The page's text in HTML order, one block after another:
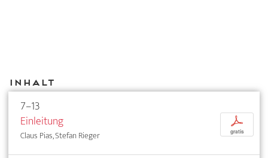
Inhalt
7–13
Einleitung
Claus Pias, Stefan Rieger
p
gratis